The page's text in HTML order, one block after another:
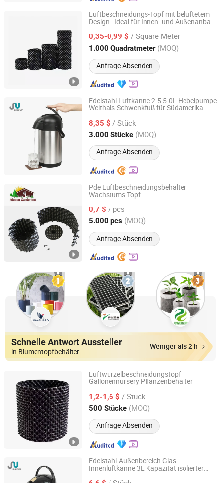
Luftbeschneidungs-Topf mit belüftetem
Design - Ideal für Innen- und Außenanbau
0,35-0,99 $ / Square Meter
1.000 Quadratmeter (MOQ)
Anfrage Absenden
Sichuan Zhifang Net Industry Co., Ltd.
Sichuan, China Seit 2019
Edelstahl Luftkanne 2.5 5.0L Hebelpumpe
Weithals-Schwenkfuß für Südamerika
8,35 $ / Stück
3.000 Stücke (MOQ)
Anfrage Absenden
GUANGZHOU SURE UP COMMODITY LIMITED
Guangdong, China Seit 2014
Pde Luftbeschneidungsbehälter
Wachstums Topf
0,7 $ / pcs
5.000 pcs (MOQ)
Anfrage Absenden
Alusen(Dalian)Gardening Co., Ltd
Liaoning, China Seit 2025
Schnelle Antwort Aussteller
in Blumentopfbehälter
Weniger als 2 h
Luftwurzelbeschneidungstopf
Gallonennursery Pflanzenbehälter
1,2-1,6 $ / Stück
500 Stücke (MOQ)
Anfrage Absenden
Sichuan Zhifang Net Industry Co., Ltd.
Sichuan, China Seit 2019
Edelstahl-Außenbereich Glas-
Innenluftkanne 3L Kapazität isolierter
GUANGZHOU SURE UP COMMODITY LIMITED